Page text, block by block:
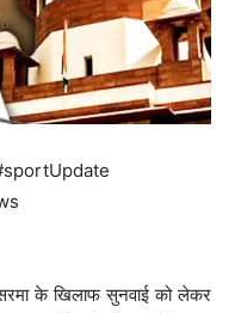
के खिलाफ सुनवाई को लेकर